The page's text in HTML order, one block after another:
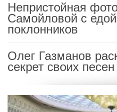
Непристойная
Самойловой с
поклонников
Олег Газманов
секрет своих песен